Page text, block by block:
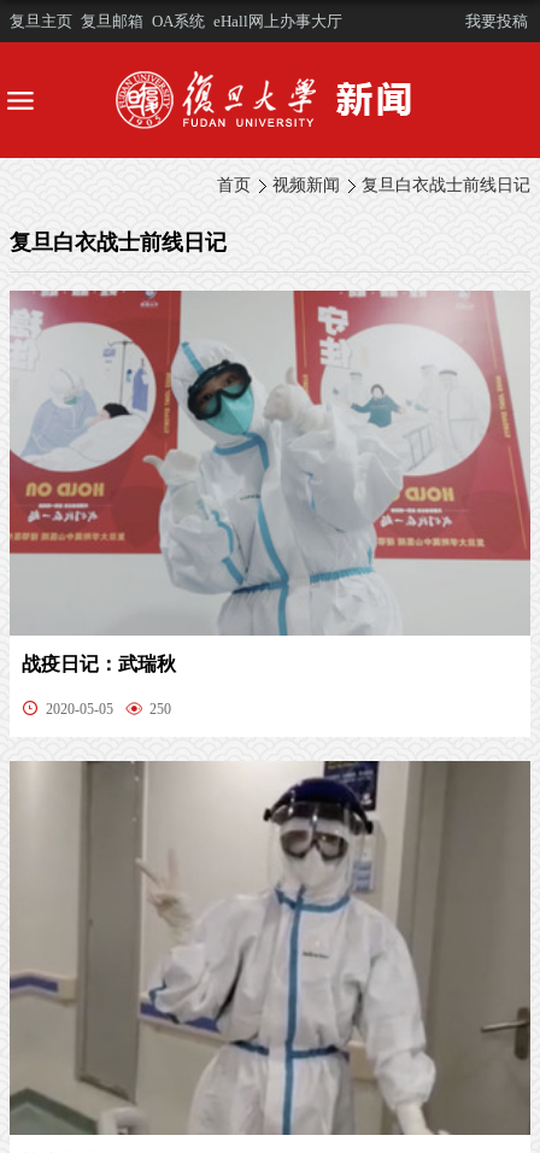
复旦主页 复旦邮箱 OA系统 eHall网上办事大厅 我要投稿
首页 视频新闻 复旦白衣战士前线日记
复旦白衣战士前线日记
战疫日记：武瑞秋
2020-05-05 250